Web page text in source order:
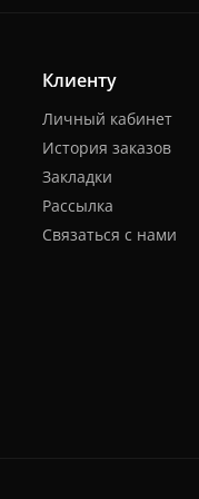
Клиенту
Личный кабинет
История заказов
Закладки
Рассылка
Связаться с нами